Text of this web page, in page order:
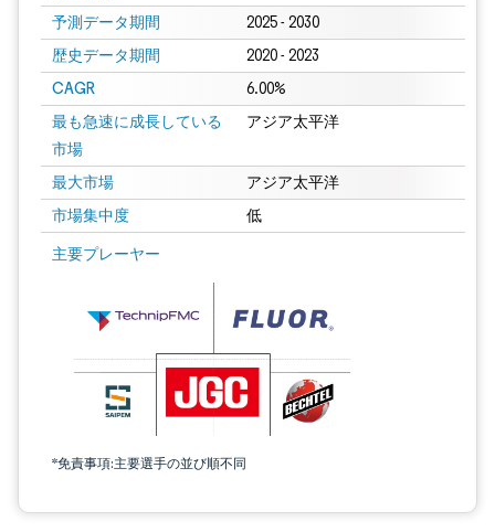
予測データ期間 2025 - 2030
歴史データ期間 2020 - 2023
CAGR 6.00%
最も急速に成長している
市場
アジア太平洋
最大市場 アジア太平洋
市場集中度 低
主要プレーヤー
*免責事項:主要選手の並び順不同